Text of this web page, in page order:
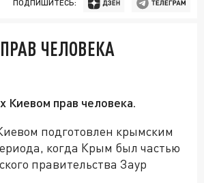
ПОДПИШИТЕСЬ:
ЧЕЛОВЕКА
прав человека.
подготовлен крымским
когда Крым был частью
правительства Заур